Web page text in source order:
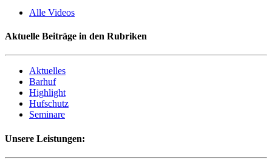
Alle Videos
Aktuelle Beiträge in den Rubriken
Aktuelles
Barhuf
Highlight
Hufschutz
Seminare
Unsere Leistungen: